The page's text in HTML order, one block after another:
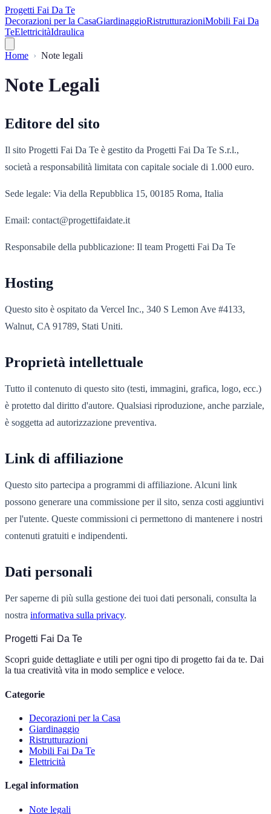
Progetti Fai Da Te
Decorazioni per la CasaGiardinaggioRistrutturazioniMobili Fai Da
TeElettricitàIdraulica
Home Note legali
Note Legali
Editore del sito
Il sito Progetti Fai Da Te è gestito da Progetti Fai Da Te S.r.l.,
società a responsabilità limitata con capitale sociale di 1.000 euro.
Sede legale: Via della Repubblica 15, 00185 Roma, Italia
Email: contact@progettifaidate.it
Responsabile della pubblicazione: Il team Progetti Fai Da Te
Hosting
Questo sito è ospitato da Vercel Inc., 340 S Lemon Ave #4133,
Walnut, CA 91789, Stati Uniti.
Proprietà intellettuale
Tutto il contenuto di questo sito (testi, immagini, grafica, logo, ecc.)
è protetto dal diritto d'autore. Qualsiasi riproduzione, anche parziale,
è soggetta ad autorizzazione preventiva.
Link di affiliazione
Questo sito partecipa a programmi di affiliazione. Alcuni link
possono generare una commissione per il sito, senza costi aggiuntivi
per l'utente. Queste commissioni ci permettono di mantenere i nostri
contenuti gratuiti e indipendenti.
Dati personali
Per saperne di più sulla gestione dei tuoi dati personali, consulta la
nostra informativa sulla privacy.
Progetti Fai Da Te
Scopri guide dettagliate e utili per ogni tipo di progetto fai da te. Dai
la tua creatività vita in modo semplice e veloce.
Categorie
Decorazioni per la Casa
Giardinaggio
Ristrutturazioni
Mobili Fai Da Te
Elettricità
Legal information
Note legali